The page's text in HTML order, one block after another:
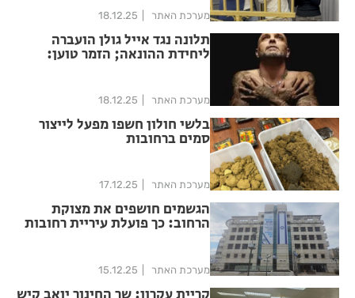
מערכת האתר 18.12.25
תלונה נגד אייל גולן הועברה
ליחידת ההונאה; הזמר טוען:
מערכת האתר 18.12.25
בלשי חולון חשפו מפעל לייצור
סמים ברחובות
מערכת האתר 17.12.25
הגשמים חושפים את מצוקת
הרחוב: כך פועלת עיריית רחובות
מערכת האתר 15.12.25